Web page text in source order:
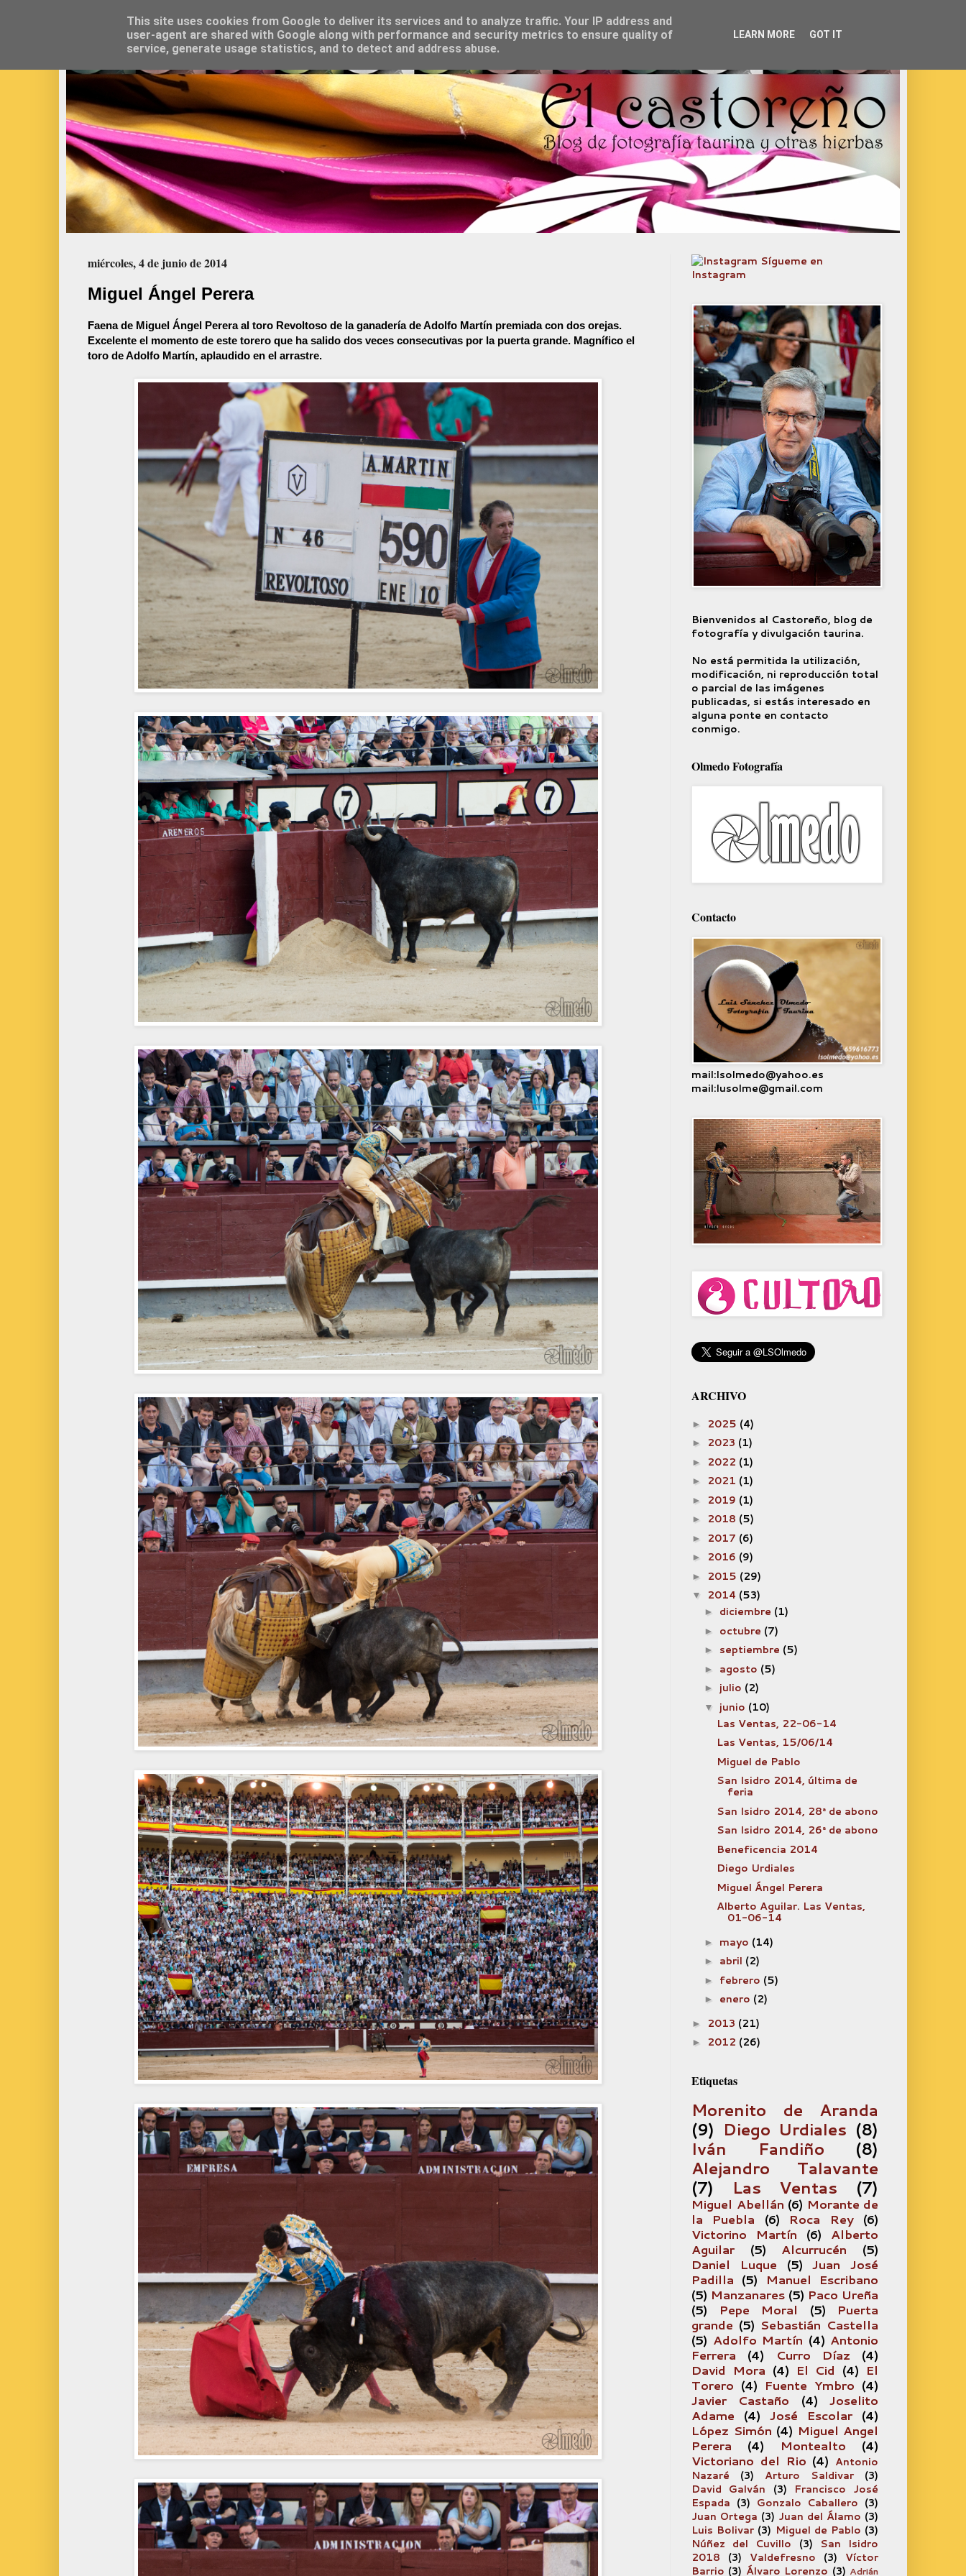
miércoles, 4 de junio de 2014
Miguel Ángel Perera
Faena de Miguel Ángel Perera al toro Revoltoso de la ganadería de Adolfo Martín premiada con dos orejas.
Excelente el momento de este torero que ha salido dos veces consecutivas por la puerta grande. Magnífico el
toro de Adolfo Martín, aplaudido en el arrastre.
Sígueme en
Instagram
Bienvenidos al Castoreño, blog de
fotografía y divulgación taurina.
No está permitida la utilización,
modificación, ni reproducción total
o parcial de las imágenes
publicadas, si estás interesado en
alguna ponte en contacto
conmigo.
Olmedo Fotografía
Contacto
mail:lsolmedo@yahoo.es
mail:lusolme@gmail.com
ARCHIVO
► 2025 (4)
► 2023 (1)
► 2022 (1)
► 2021 (1)
► 2019 (1)
► 2018 (5)
► 2017 (6)
► 2016 (9)
► 2015 (29)
▼ 2014 (53)
► diciembre (1)
► octubre (7)
► septiembre (5)
► agosto (5)
► julio (2)
▼ junio (10)
Las Ventas, 22-06-14
Las Ventas, 15/06/14
Miguel de Pablo
San Isidro 2014, última de
feria
San Isidro 2014, 28ª de abono
San Isidro 2014, 26ª de abono
Beneficencia 2014
Diego Urdiales
Miguel Ángel Perera
Alberto Aguilar. Las Ventas,
01-06-14
► mayo (14)
► abril (2)
► febrero (5)
► enero (2)
► 2013 (21)
► 2012 (26)
Etiquetas
Morenito de Aranda
(9) Diego Urdiales (8)
Iván Fandiño
(8)
Alejandro Talavante
(7)
Las Ventas (7)
Miguel Abellán (6) Morante de
la Puebla
(6) Roca Rey
(6)
Victorino Martín
(6)
Alberto
Aguilar
(5) Alcurrucén
(5)
Daniel Luque
(5)
Juan José
Padilla (5)
Manuel Escribano
(5) Manzanares (5) Paco Ureña
(5)
Pepe Moral (5)
Puerta
grande (5) Sebastián Castella
(5) Adolfo Martín (4) Antonio
Ferrera
(4) Curro Díaz
(4)
David Mora (4) El Cid (4) El
Torero (4) Fuente Ymbro (4)
Javier Castaño
(4)
Joselito
Adame
(4) José Escolar
(4)
López Simón (4) Miguel Angel
Perera
(4) Montealto
(4)
Victoriano del Rio (4) Antonio
Nazaré
(3) Arturo Saldivar
(3)
David Galván
(3)
Francisco José
Espada (3) Gonzalo Caballero (3)
Juan Ortega (3) Juan del Álamo (3)
Luis Bolivar (3) Miguel de Pablo (3)
Núñez del Cuvillo
(3)
San Isidro
2018
(3) Valdefresno (3)
Víctor
Barrio (3) Álvaro Lorenzo (3) Adrián
This site uses cookies from Google to deliver its services and to analyze traffic. Your IP address and
user-agent are shared with Google along with performance and security metrics to ensure quality of
service, generate usage statistics, and to detect and address abuse.
LEARN MORE GOT IT